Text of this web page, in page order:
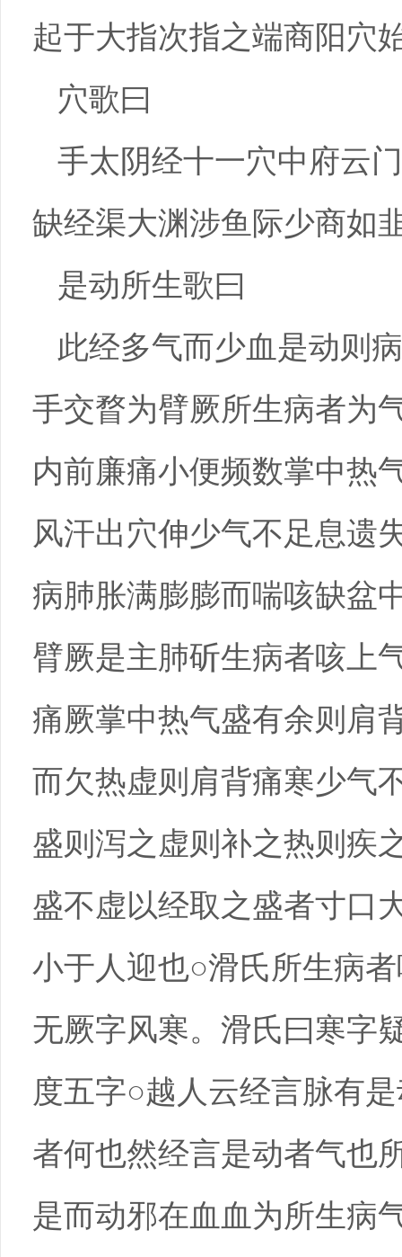
起于大指次指之端商阳穴
穴歌曰
手太阴经十一穴中府云
缺经渠大渊涉鱼际少商如
是动所生歌曰
此经多气而少血是动则
手交瞀为臂厥所生病者为
内前廉痛小便频数掌中热
风汗出穴伸少气不足息遗
病肺胀满膨膨而喘咳缺盆
臂厥是主肺斫生病者咳上
痛厥掌中热气盛有余则肩
而欠热虚则肩背痛寒少气
盛则泻之虚则补之热则疾
盛不虚以经取之盛者寸口
小于人迎也○滑氏所生病
无厥字风寒。滑氏曰寒字
度五字○越人云经言脉有
者何也然经言是动者气也
是而动邪在血血为所生病